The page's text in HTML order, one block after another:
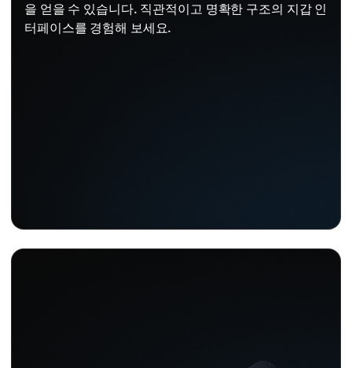
을 얻을 수 있습니다. 직관적이고 명확한 구조의 지갑 인
터페이스를 경험해 보세요.